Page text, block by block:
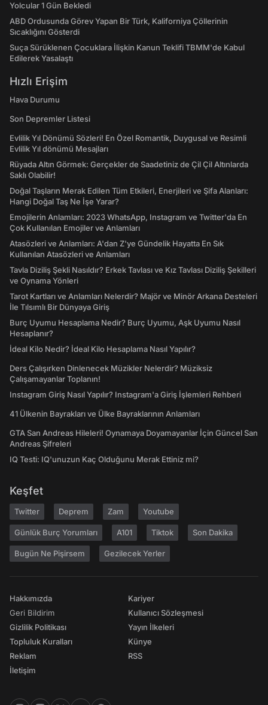
Yolcular 1 Gün Bekledi
ABD Ordusunda Görev Yapan Bir Türk, Kaliforniya Çöllerinin
Sıcaklığını Gösterdi
Suça Sürüklenen Çocuklara İlişkin Kanun Teklifi TBMM'de Kabul
Edilerek Yasalaştı
Hızlı Erişim
Hava Durumu
Son Depremler Listesi
Evlilik Yıl Dönümü Sözleri! En Özel Romantik, Duygusal ve Resimli
Evlilik Yıl dönümü Mesajları
Rüyada Altın Görmek: Gerçekler de Saadetiniz de Çil Çil Altınlarda
Saklı Olabilir!
Doğal Taşların Merak Edilen Tüm Etkileri, Enerjileri ve Şifa Alanları:
Hangi Doğal Taş Ne İşe Yarar?
Emojilerin Anlamları: 2023 WhatsApp, Instagram ve Twitter'da En
Çok Kullanılan Emojiler ve Anlamları
Atasözleri ve Anlamları: A'dan Z'ye Gündelik Hayatta En Sık
Kullanılan Atasözleri ve Anlamları
Tavla Diziliş Şekli Nasıldır? Erkek Tavlası ve Kız Tavlası Diziliş Şekilleri
ve Oynama Yönleri
Tarot Kartları ve Anlamları Nelerdir? Majör ve Minör Arkana Desteleri
İle Tılsımlı Bir Dünyaya Giriş
Burç Uyumu Hesaplama Nedir? Burç Uyumu, Aşk Uyumu Nasıl
Hesaplanır?
İdeal Kilo Nedir? İdeal Kilo Hesaplama Nasıl Yapılır?
Ders Çalışırken Dinlenecek Müzikler Nelerdir? Müziksiz
Çalışamayanlar Toplanın!
Instagram Giriş Nasıl Yapılır? Instagram'a Giriş İşlemleri Rehberi
41 Ülkenin Bayrakları ve Ülke Bayraklarının Anlamları
GTA San Andreas Hileleri! Oynamaya Doyamayanlar İçin Güncel San
Andreas Şifreleri
IQ Testi: IQ'unuzun Kaç Olduğunu Merak Ettiniz mi?
Keşfet
Twitter Deprem Zam Youtube
Günlük Burç Yorumları A101 Tiktok Son Dakika
Bugün Ne Pişirsem Gezilecek Yerler
Hakkımızda
Geri Bildirim
Gizlilik Politikası
Topluluk Kuralları
Reklam
İletişim
Kariyer
Kullanıcı Sözleşmesi
Yayın İlkeleri
Künye
RSS